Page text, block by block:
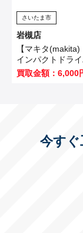
さいたま市
岩槻店
【マキタ
インパクトドラ
TD173DZO】坂
様から買取いたし
買取金額：6,000
今すぐ